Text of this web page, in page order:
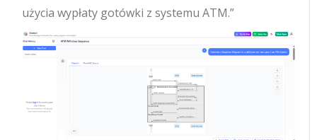
użycia wypłaty gotówki z systemu ATM.”